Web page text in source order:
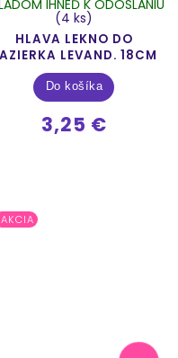
HLAVA LEKNO DO
LEVAND. 18CM
IHNEĎ K ODOSLANIU
(4 ks)
3,25 €
Do košíka
AKCIA